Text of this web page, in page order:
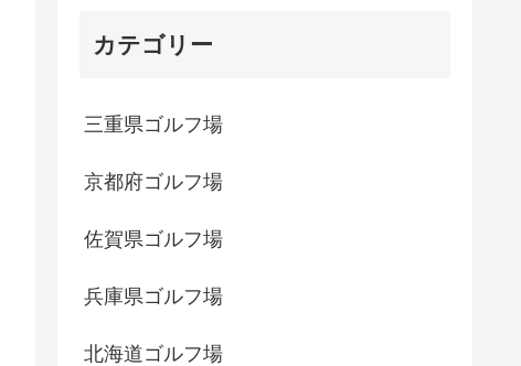
カテゴリー
三重県ゴルフ場
京都府ゴルフ場
佐賀県ゴルフ場
兵庫県ゴルフ場
北海道ゴルフ場